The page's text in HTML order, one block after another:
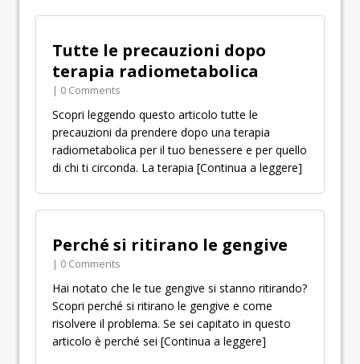
Tutte le precauzioni dopo
terapia radiometabolica
| 0 Comments
Scopri leggendo questo articolo tutte le
precauzioni da prendere dopo una terapia
radiometabolica per il tuo benessere e per quello
di chi ti circonda. La terapia [Continua a leggere]
Perché si ritirano le gengive
| 0 Comments
Hai notato che le tue gengive si stanno ritirando?
Scopri perché si ritirano le gengive e come
risolvere il problema. Se sei capitato in questo
articolo è perché sei [Continua a leggere]